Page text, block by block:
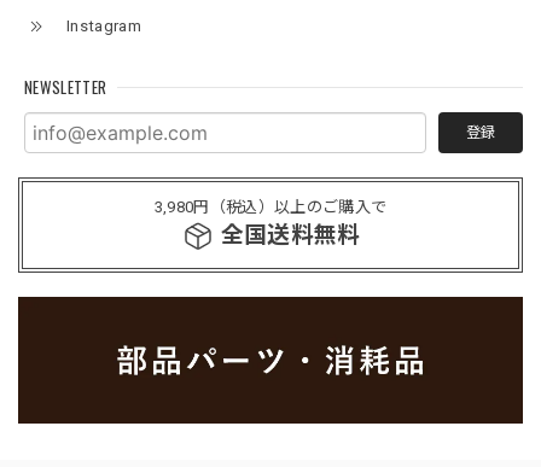
Instagram
NEWSLETTER
登録
3,980円（税込）以上のご購入で
全国送料無料